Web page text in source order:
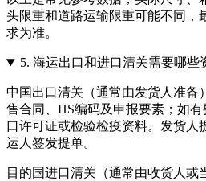
头限重和道路运输限重可能不同，
求为准。
5. 海运出口和进口清关需要哪些
中国出口清关（通常由发货人准备
售合同、HS编码及申报要素；如
口许可证或检验检疫资料。发货人
运人签发提单。
目的国进口清关（通常由收货人或